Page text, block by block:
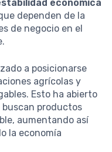
económica
dependen de la
de negocio en el
a posicionarse
agrícolas y
Esto ha abierto
buscan productos
aumentando así
la economía